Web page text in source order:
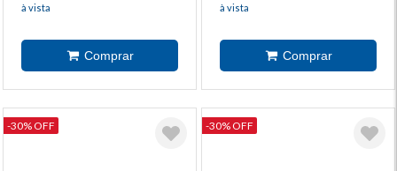
à vista à vista
-30% OFF -30% OFF